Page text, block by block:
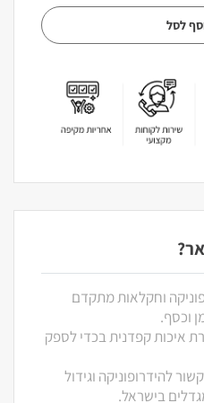
לסל
וחקלאות מתקדם
וכסף.
איכות קפדנית בכדי לספק
להידרופוניקה וגידול
בישראל.